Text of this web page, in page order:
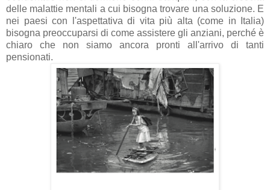
delle malattie mentali a cui bisogna trovare una soluzione. E
nei paesi con l'aspettativa di vita più alta (come in Italia)
bisogna preoccuparsi di come assistere gli anziani, perché è
chiaro che non siamo ancora pronti all'arrivo di tanti
pensionati.